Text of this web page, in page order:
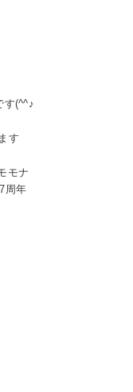
す(^^♪
す
モナ
周年